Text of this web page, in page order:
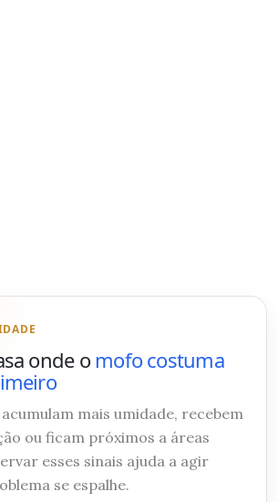
onde o mofo costuma
mais umidade, recebem
ou ficam próximos a áreas
esses sinais ajuda a agir
se espalhe.